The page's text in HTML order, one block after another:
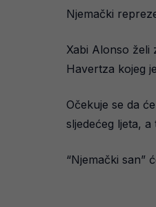
Njemački
Xabi Alonso želi
Havertza kojeg
Očekuje se da
sljedećeg ljeta,
“Njemački san”